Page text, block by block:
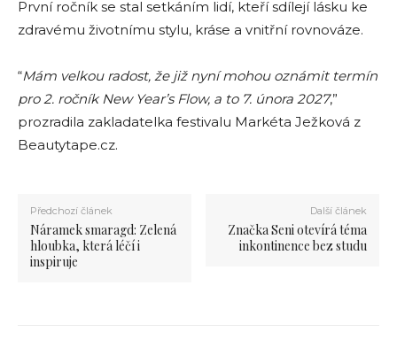
První ročník se stal setkáním lidí, kteří sdílejí lásku ke
zdravému životnímu stylu, kráse a vnitřní rovnováze.
“Mám velkou radost, že již nyní mohou oznámit termín
pro 2. ročník New Year’s Flow, a to 7. února 2027,”
prozradila zakladatelka festivalu Markéta Ježková z
Beautytape.cz.
Předchozí článek
Náramek smaragd: Zelená
hloubka, která léčí i
inspiruje
Další článek
Značka Seni otevírá téma
inkontinence bez studu